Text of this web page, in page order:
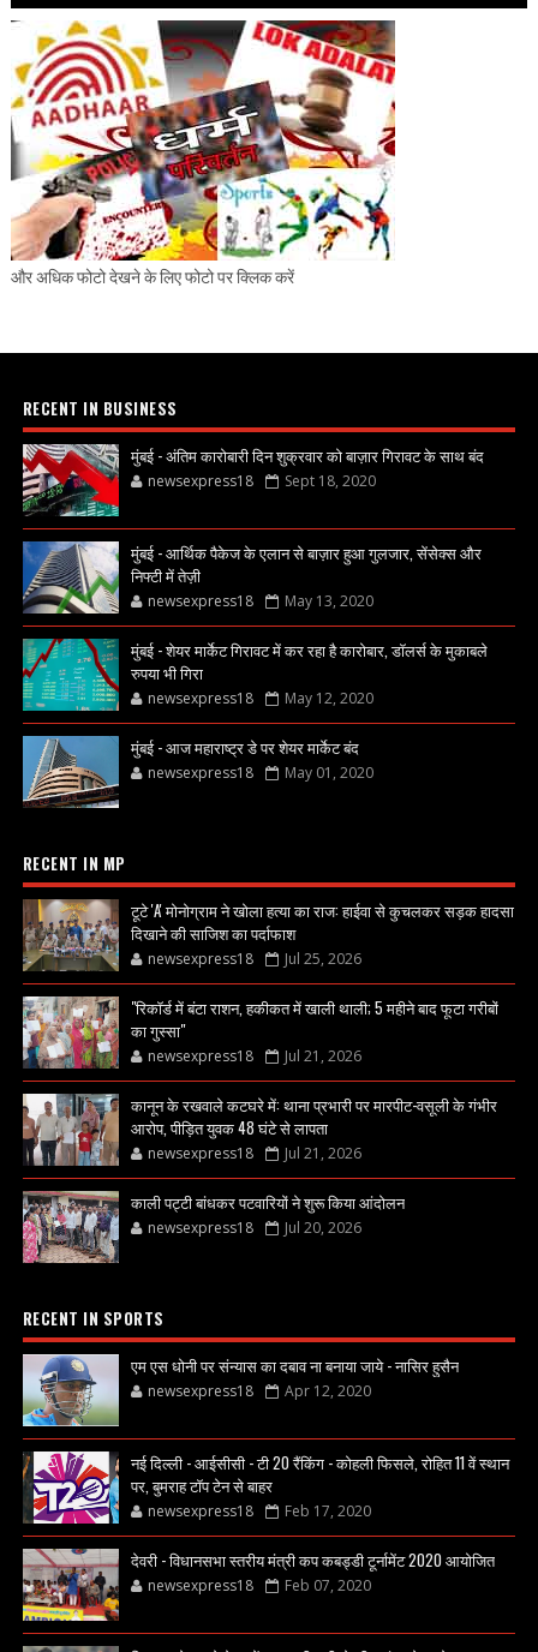
और अधिक फोटो देखने के लिए फोटो पर क्लिक करें
RECENT IN BUSINESS
मुंबई - अंतिम कारोबारी दिन शुक्रवार को बाज़ार गिरावट के साथ बंद
newsexpress18 Sept 18, 2020
मुंबई - आर्थिक पैकेज के एलान से बाज़ार हुआ गुलजार, सेंसेक्स और
निफ्टी में तेज़ी
newsexpress18 May 13, 2020
मुंबई - शेयर मार्केट गिरावट में कर रहा है कारोबार, डॉलर्स के मुकाबले
रुपया भी गिरा
newsexpress18 May 12, 2020
मुंबई - आज महाराष्ट्र डे पर शेयर मार्केट बंद
newsexpress18 May 01, 2020
RECENT IN MP
टूटे 'A' मोनोग्राम ने खोला हत्या का राज: हाईवा से कुचलकर सड़क हादसा
दिखाने की साजिश का पर्दाफाश
newsexpress18 Jul 25, 2026
"रिकॉर्ड में बंटा राशन, हकीकत में खाली थाली; 5 महीने बाद फूटा गरीबों
का गुस्सा"
newsexpress18 Jul 21, 2026
कानून के रखवाले कटघरे में: थाना प्रभारी पर मारपीट-वसूली के गंभीर
आरोप, पीड़ित युवक 48 घंटे से लापता
newsexpress18 Jul 21, 2026
काली पट्टी बांधकर पटवारियों ने शुरू किया आंदोलन
newsexpress18 Jul 20, 2026
RECENT IN SPORTS
एम एस धोनी पर संन्यास का दबाव ना बनाया जाये - नासिर हुसैन
newsexpress18 Apr 12, 2020
नई दिल्ली - आईसीसी - टी 20 रैंकिंग - कोहली फिसले, रोहित 11 वें स्थान
पर, बुमराह टॉप टेन से बाहर
newsexpress18 Feb 17, 2020
देवरी - विधानसभा स्तरीय मंत्री कप कबड्डी टूर्नामेंट 2020 आयोजित
newsexpress18 Feb 07, 2020